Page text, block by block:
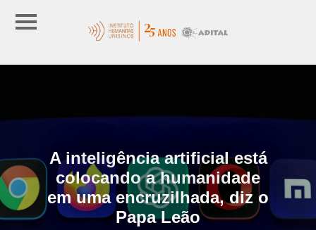
A inteligência artificial está
colocando a humanidade
em uma encruzilhada, diz o
Papa Leão